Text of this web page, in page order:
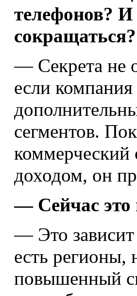
телефонов? И
сокращаться?
— Секрета не
если
сегментов.
коммерческий
доходом, он
— Сейчас это
— Это зависит
есть регионы,
повышенный